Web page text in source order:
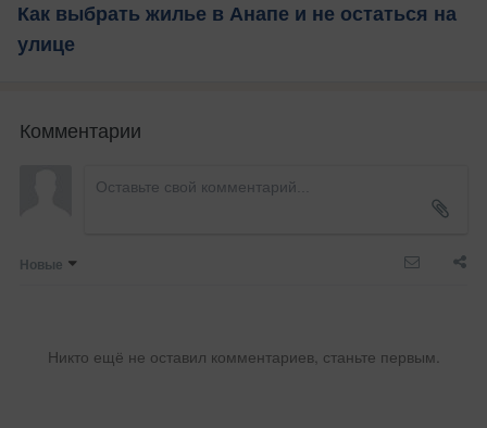
Как выбрать жилье в Анапе и не остаться на
улице
Комментарии
Новые
Никто ещё не оставил комментариев, станьте первым.